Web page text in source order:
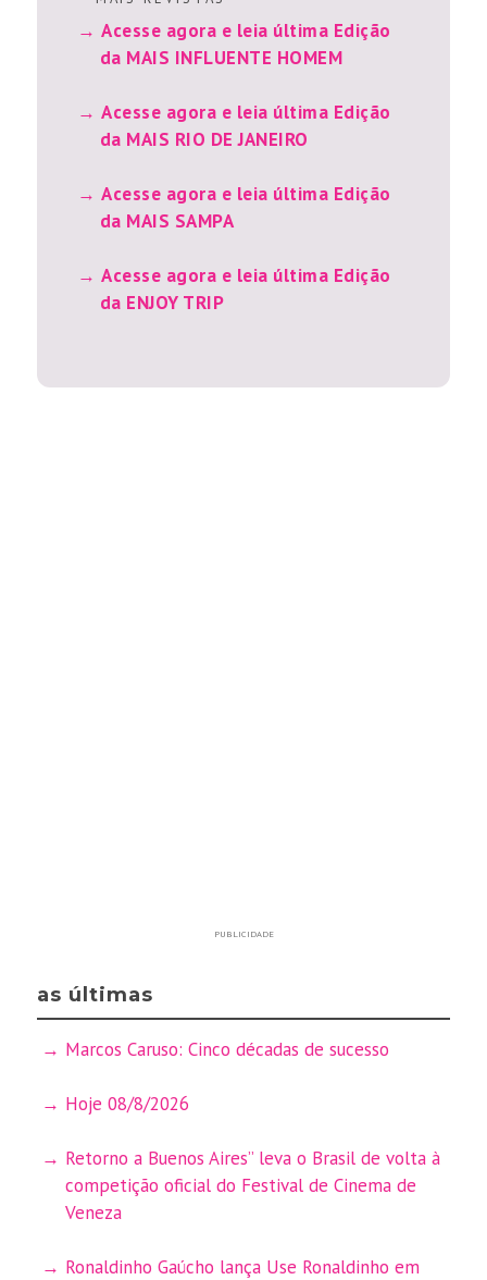
Acesse agora e leia última Edição
da MAIS INFLUENTE HOMEM
Acesse agora e leia última Edição
da MAIS RIO DE JANEIRO
Acesse agora e leia última Edição
da MAIS SAMPA
Acesse agora e leia última Edição
da ENJOY TRIP
PUBLICIDADE
as últimas
Marcos Caruso: Cinco décadas de sucesso
Hoje 08/8/2026
Retorno a Buenos Aires” leva o Brasil de volta à
competição oficial do Festival de Cinema de
Veneza
Ronaldinho Gaúcho lança Use Ronaldinho em